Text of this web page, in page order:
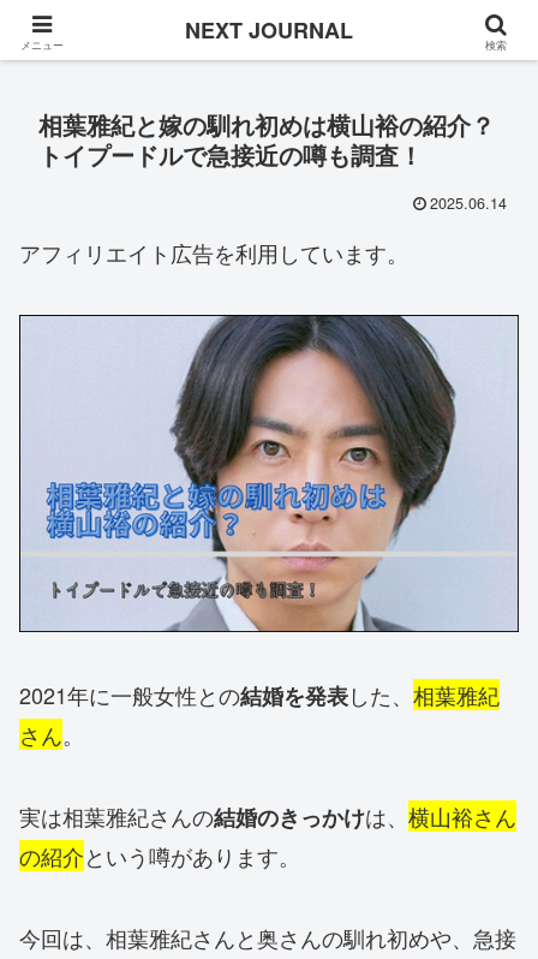
Once in a while
相葉雅紀と嫁の馴れ初めは横山裕の紹介？
トイプードルで急接近の噂も調査！
2025.06.14
アフィリエイト広告を利用しています。
2021年に一般女性との結婚を発表した、 相葉雅紀
さん。
実は相葉雅紀さんの結婚のきっかけは、 横山裕さん
の紹介という噂があります。
今回は、相葉雅紀さんと奥さんの馴れ初めや、急接
メニュー NEXT JOURNAL 検索